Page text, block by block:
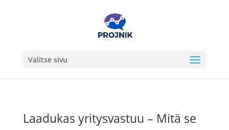
Valitse sivu
Laadukas yritysvastuu – Mitä se